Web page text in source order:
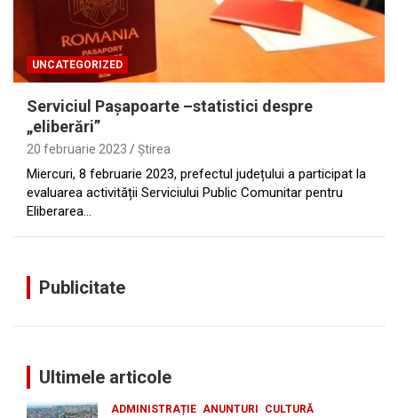
UNCATEGORIZED
Serviciul Paşapoarte –statistici despre
„eliberări”
20 februarie 2023 Ştirea
Miercuri, 8 februarie 2023, prefectul județului a participat la
evaluarea activității Serviciului Public Comunitar pentru
Eliberarea…
Publicitate
Ultimele articole
ADMINISTRAȚIE ANUNTURI CULTURĂ